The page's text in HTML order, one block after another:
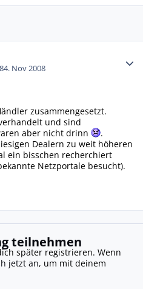
4. Nov 2008
zusammengesetzt.
und sind
aber nicht drinn
.
Dealern zu weit höheren
ein bisschen recherchiert
Netzportale besucht).
teilnehmen
später registrieren. Wenn
jetzt an, um mit deinem